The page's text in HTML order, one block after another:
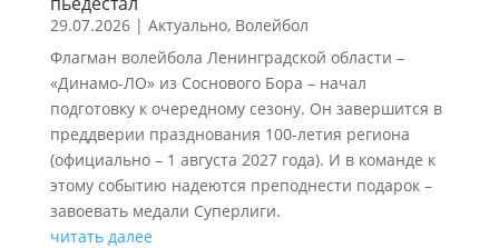
29.07.2026| Актуально, Волейбол
Флагман волейбола Ленинградской области –
«Динамо-ЛО» из Соснового Бора – начал
подготовку к очередному сезону. Он завершится в
преддверии празднования 100-летия региона
(официально – 1 августа 2027 года). И в команде к
этому событию надеются преподнести подарок –
завоевать медали Суперлиги.
читать далее